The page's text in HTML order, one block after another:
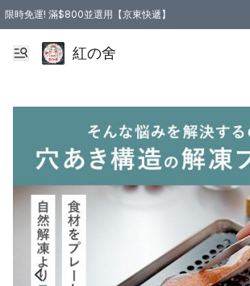
限時免運! 滿$800並選用【京東快遞】
紅の舍